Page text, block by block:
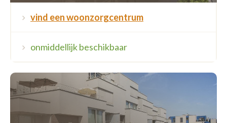
vind een woonzorgcentrum
onmiddellijk beschikbaar